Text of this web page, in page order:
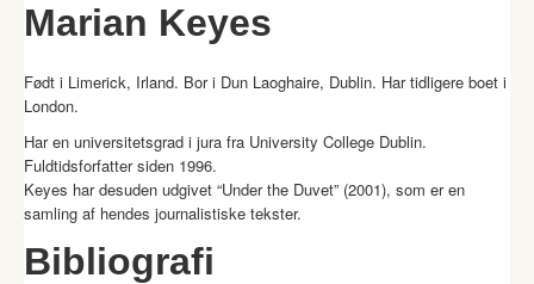
Marian Keyes
Født i Limerick, Irland. Bor i Dun Laoghaire, Dublin. Har tidligere boet i
London.
Har en universitetsgrad i jura fra University College Dublin.
Fuldtidsforfatter siden 1996.
Keyes har desuden udgivet “Under the Duvet” (2001), som er en
samling af hendes journalistiske tekster.
Bibliografi